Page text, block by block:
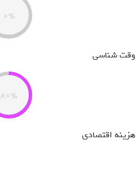
0%
وقت شناسی
80%
هزینه اقتصادی